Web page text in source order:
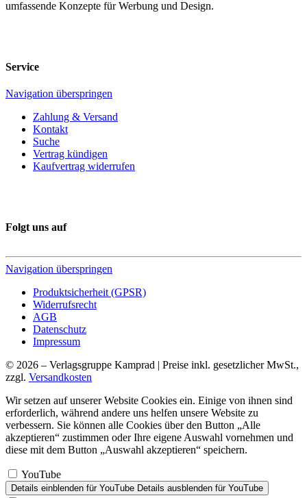
umfassende Konzepte für Werbung und Design.
Service
Navigation überspringen
Zahlung & Versand
Kontakt
Suche
Vertrag kündigen
Kaufvertrag widerrufen
Folgt uns auf
Navigation überspringen
Produktsicherheit (GPSR)
Widerrufsrecht
AGB
Datenschutz
Impressum
© 2026 – Verlagsgruppe Kamprad | Preise inkl. gesetzlicher MwSt.,
zzgl. Versandkosten
Wir setzen auf unserer Website Cookies ein. Einige von ihnen sind
erforderlich, während andere uns helfen unsere Website zu
verbessern. Sie können alle Cookies über den Button „Alle
akzeptieren“ zustimmen oder Ihre eigene Auswahl vornehmen und
diese mit dem Button „Auswahl akzeptieren“ speichern.
YouTube
Details einblenden für YouTube Details ausblenden für YouTube